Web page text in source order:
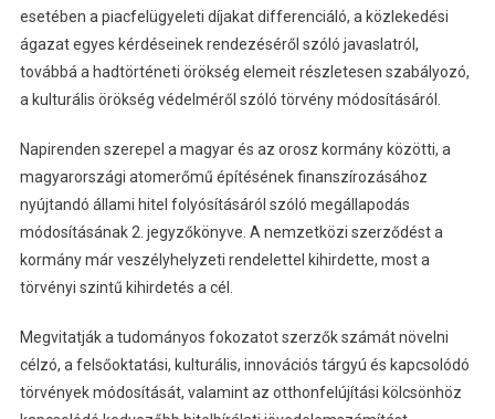
esetében a piacfelügyeleti díjakat differenciáló, a közlekedési
ágazat egyes kérdéseinek rendezéséről szóló javaslatról,
továbbá a hadtörténeti örökség elemeit részletesen szabályozó,
a kulturális örökség védelméről szóló törvény módosításáról.
Napirenden szerepel a magyar és az orosz kormány közötti, a
magyarországi atomerőmű építésének finanszírozásához
nyújtandó állami hitel folyósításáról szóló megállapodás
módosításának 2. jegyzőkönyve. A nemzetközi szerződést a
kormány már veszélyhelyzeti rendelettel kihirdette, most a
törvényi szintű kihirdetés a cél.
Megvitatják a tudományos fokozatot szerzők számát növelni
célzó, a felsőoktatási, kulturális, innovációs tárgyú és kapcsolódó
törvények módosítását, valamint az otthonfelújítási kölcsönhöz